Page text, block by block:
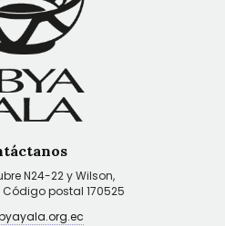
N24-22 y Wilson,
Código postal 170525